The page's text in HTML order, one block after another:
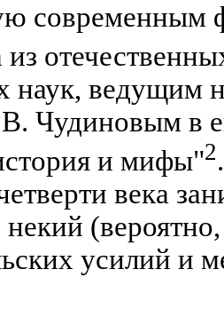
современным
из
наук, ведущим
в
и мифы"2
века
усилий и